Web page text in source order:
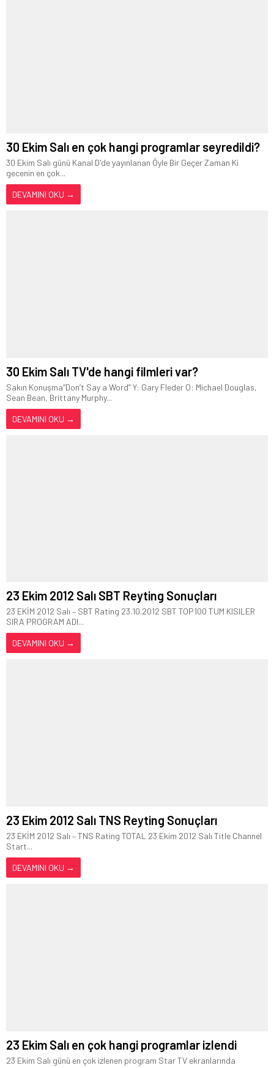
30 Ekim Salı en çok hangi programlar seyredildi?
30 Ekim Salı günü Kanal D'de yayınlanan Öyle Bir Geçer Zaman Ki
gecenin en çok...
DEVAMINI OKU →
30 Ekim Salı TV'de hangi filmleri var?
Sakın Konuşma“Don’t Say a Word” Y: Gary Fleder O: Michael Douglas,
Sean Bean, Brittany Murphy...
DEVAMINI OKU →
23 Ekim 2012 Salı SBT Reyting Sonuçları
23 EKİM 2012 Salı – SBT Rating 23.10.2012 SBT TOP100 TUM KISILER
SIRA PROGRAM ADI...
DEVAMINI OKU →
23 Ekim 2012 Salı TNS Reyting Sonuçları
23 EKİM 2012 Salı – TNS Rating TOTAL 23 Ekim 2012 Salı Title Channel
Start...
DEVAMINI OKU →
23 Ekim Salı en çok hangi programlar izlendi
23 Ekim Salı günü en çok izlenen program Star TV ekranlarında